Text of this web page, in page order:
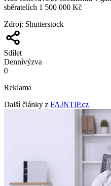
sběratelích 1 500 000 Kč
Zdroj: Shutterstock
Sdílet
Dennívýzva
0
Reklama
Další články z FAJNTIP.cz